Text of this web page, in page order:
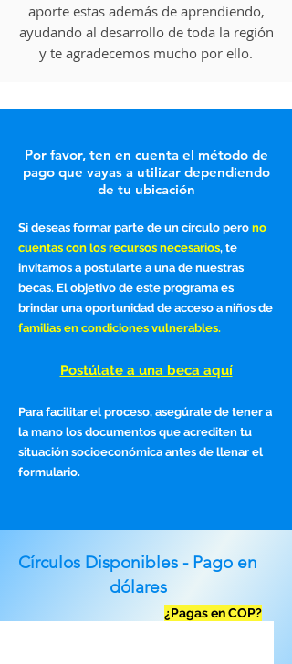
aporte estas además de aprendiendo,
ayudando al desarrollo de toda la región
y te agradecemos mucho por ello.
Por favor, ten en cuenta el método de
pago que vayas a utilizar dependiendo
de tu ubicación
Si deseas formar parte de un círculo pero no
cuentas con los recursos necesarios, te
invitamos a postularte a una de nuestras
becas. El objetivo de este programa es
brindar una oportunidad de acceso a niños de
familias en condiciones vulnerables.
Postúlate a una beca aquí
Para facilitar el proceso, asegúrate de tener a
la mano los documentos que acrediten tu
situación socioeconómica antes de llenar el
formulario.
Círculos Disponibles - Pago en
dólares
¿Pagas en COP?